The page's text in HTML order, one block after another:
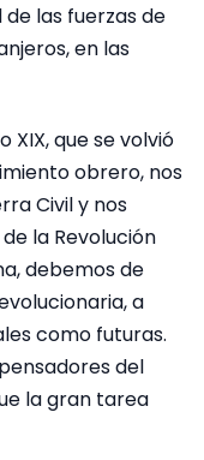
las fuerzas de
en las
que se volvió
obrero, nos
Civil y nos
la Revolución
debemos de
a
como futuras.
del
la gran tarea